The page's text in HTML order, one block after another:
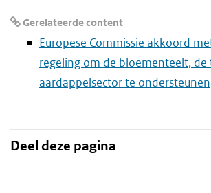
Gerelateerde content
Europese Commissie akkoord
regeling om de bloementeelt,
aardappelsector te ondersteunen
Deel deze pagina